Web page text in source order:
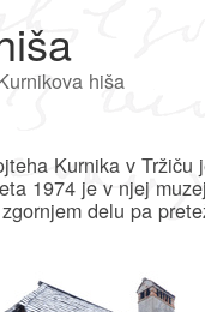
hiša
Kurnika v Tržiču
1974 je v njej
delu pa